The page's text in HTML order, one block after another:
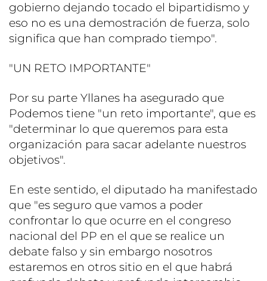
gobierno dejando tocado el bipartidismo y
eso no es una demostración de fuerza, solo
significa que han comprado tiempo".
"UN RETO IMPORTANTE"
Por su parte Yllanes ha asegurado que
Podemos tiene "un reto importante", que es
"determinar lo que queremos para esta
organización para sacar adelante nuestros
objetivos".
En este sentido, el diputado ha manifestado
que "es seguro que vamos a poder
confrontar lo que ocurre en el congreso
nacional del PP en el que se realice un
debate falso y sin embargo nosotros
estaremos en otros sitio en el que habrá